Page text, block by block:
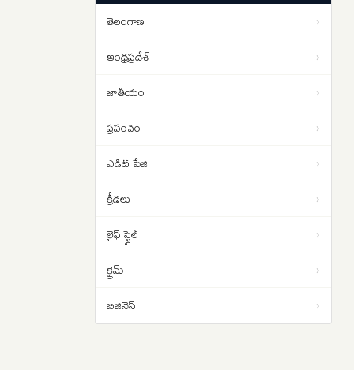
కంపెనీల లాభాలే కాదు కార్మికుల జీవితం
కూడా ముఖ్యమే
తెలంగాణ ›
ఆంధ్రప్రదేశ్ ›
జాతీయం ›
ప్రపంచం ›
ఎడిట్ పేజి ›
క్రీడలు ›
లైఫ్ స్టైల్ ›
క్రైమ్ ›
బిజినెస్ ›